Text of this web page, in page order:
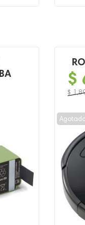
$
era:
$
$
$